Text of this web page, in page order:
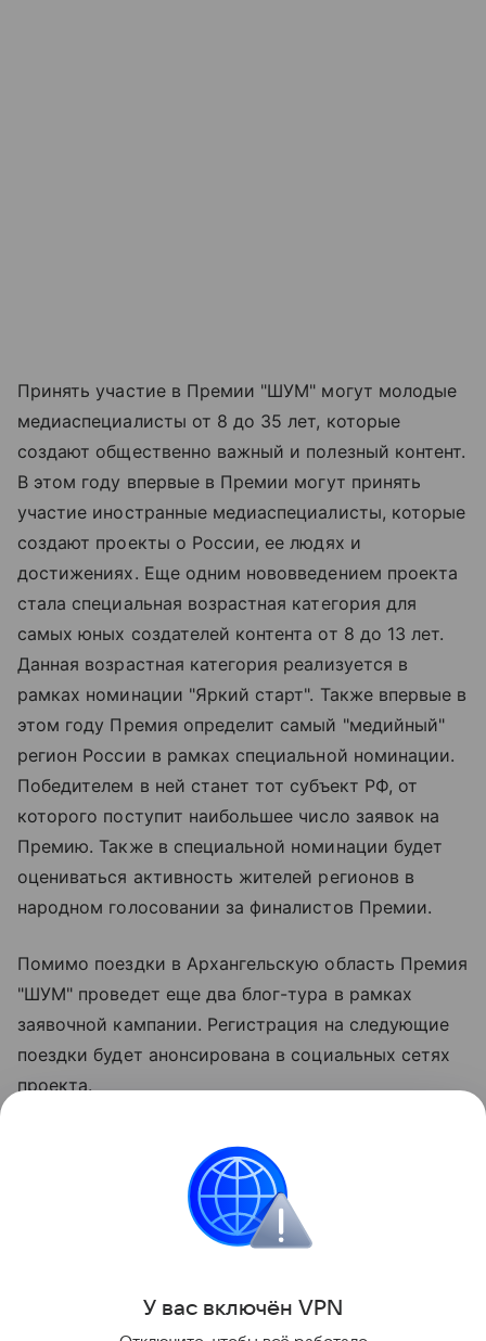
Принять участие в Премии "ШУМ" могут молодые
медиаспециалисты от 8 до 35 лет, которые
создают общественно важный и полезный контент.
В этом году впервые в Премии могут принять
участие иностранные медиаспециалисты, которые
создают проекты о России, ее людях и
достижениях. Еще одним нововведением проекта
стала специальная возрастная категория для
самых юных создателей контента от 8 до 13 лет.
Данная возрастная категория реализуется в
рамках номинации "Яркий старт". Также впервые в
этом году Премия определит самый "медийный"
регион России в рамках специальной номинации.
Победителем в ней станет тот субъект РФ, от
которого поступит наибольшее число заявок на
Премию. Также в специальной номинации будет
оцениваться активность жителей регионов в
народном голосовании за финалистов Премии.
Помимо поездки в Архангельскую область Премия
"ШУМ" проведет еще два блог-тура в рамках
заявочной кампании. Регистрация на следующие
поездки будет анонсирована в социальных сетях
проекта.
Чтобы принять участие в конкурсе, необходимо
подать заявку на Премию на сайте premiyashum.ru,
а также заполнить форму на ФГАИС "Молодежь
Поделиться
У вас включён VPN